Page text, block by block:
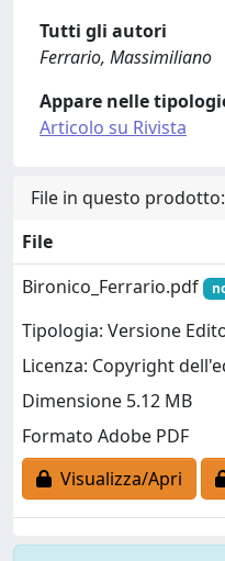
Tutti gli autori
Ferrario, Massimiliano
Appare nelle
Articolo su Rivista
File in questo prodotto:
File
Bironico_Ferrario.pdf
Tipologia: Versione
Licenza: Copyright
Dimensione 5.12 MB
Formato Adobe PDF
Visualizza/Apri